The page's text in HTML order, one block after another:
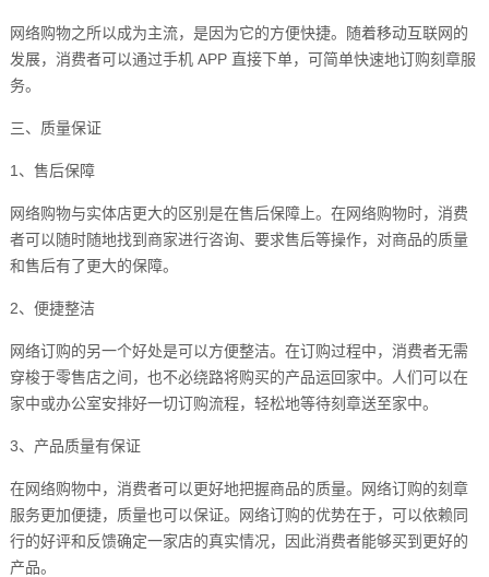
网络购物之所以成为主流，是因为它的方便快捷。随着移动互联网的
发展，消费者可以通过手机 APP 直接下单，可简单快速地订购刻章服
务。
三、质量保证
1、售后保障
网络购物与实体店更大的区别是在售后保障上。在网络购物时，消费
者可以随时随地找到商家进行咨询、要求售后等操作，对商品的质量
和售后有了更大的保障。
2、便捷整洁
网络订购的另一个好处是可以方便整洁。在订购过程中，消费者无需
穿梭于零售店之间，也不必绕路将购买的产品运回家中。人们可以在
家中或办公室安排好一切订购流程，轻松地等待刻章送至家中。
3、产品质量有保证
在网络购物中，消费者可以更好地把握商品的质量。网络订购的刻章
服务更加便捷，质量也可以保证。网络订购的优势在于，可以依赖同
行的好评和反馈确定一家店的真实情况，因此消费者能够买到更好的
产品。